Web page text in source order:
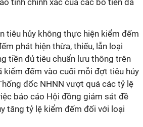
tính chính xác của các bó tiền đã
tiêu hủy không thực hiện kiểm đếm
phát hiện thừa, thiếu, lẫn loại
tiền đủ tiêu chuẩn lưu thông trên
đếm vào cuối mỗi đợt tiêu hủy
đốc NHNN vượt quá các tỷ lệ
báo cáo Hội đồng giám sát đề
tăng tỷ lệ kiểm đếm đối với loại